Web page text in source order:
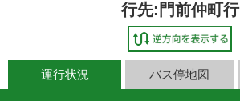
行先:門前仲町行
運行状況 バス停地図